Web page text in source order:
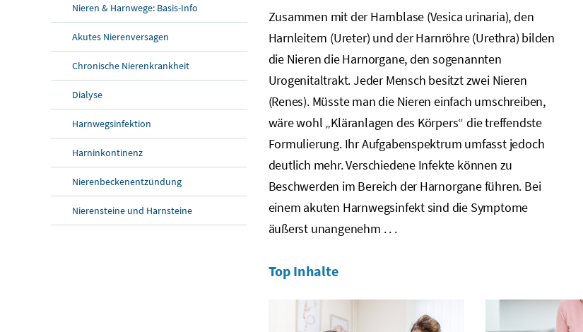
Nieren & Harnwege: Basis-Info
Akutes Nierenversagen
Chronische Nierenkrankheit
Dialyse
Harnwegsinfektion
Harninkontinenz
Nierenbeckenentzündung
Nierensteine und Harnsteine
Zusammen mit der Harnblase (Vesica urinaria), den
Harnleitern (Ureter) und der Harnröhre (Urethra) bilden
die Nieren die Harnorgane, den sogenannten
Urogenitaltrakt. Jeder Mensch besitzt zwei Nieren
(Renes). Müsste man die Nieren einfach umschreiben,
wäre wohl „Kläranlagen des Körpers“ die treffendste
Formulierung. Ihr Aufgabenspektrum umfasst jedoch
deutlich mehr. Verschiedene Infekte können zu
Beschwerden im Bereich der Harnorgane führen. Bei
einem akuten Harnwegsinfekt sind die Symptome
äußerst unangenehm . . .
Top Inhalte